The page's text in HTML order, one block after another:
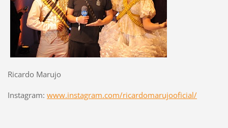
Ricardo Marujo
Instagram: www.instagram.com/ricardomarujooficial/